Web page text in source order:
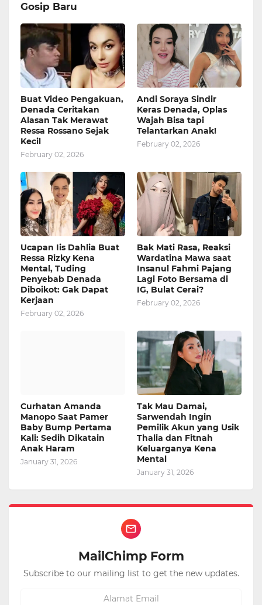
Gosip Baru
Buat Video Pengakuan,
Denada Ceritakan
Alasan Tak Merawat
Ressa Rossano Sejak
Kecil
February 02, 2026
Andi Soraya Sindir
Keras Denada, Oplas
Wajah Bisa tapi
Telantarkan Anak!
February 02, 2026
Ucapan Iis Dahlia Buat
Ressa Rizky Kena
Mental, Tuding
Penyebab Denada
Diboikot: Gak Dapat
Kerjaan
February 02, 2026
Bak Mati Rasa, Reaksi
Wardatina Mawa saat
Insanul Fahmi Pajang
Lagi Foto Bersama di
IG, Bulat Cerai?
February 02, 2026
Curhatan Amanda
Manopo Saat Pamer
Baby Bump Pertama
Kali: Sedih Dikatain
Anak Haram
January 31, 2026
Tak Mau Damai,
Sarwendah Ingin
Pemilik Akun yang Usik
Thalia dan Fitnah
Keluarganya Kena
Mental
January 31, 2026
MailChimp Form
Subscribe to our mailing list to get the new updates.